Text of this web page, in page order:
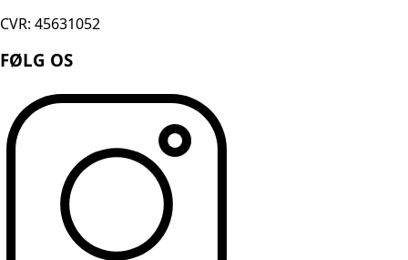
CVR: 45631052
FØLG OS